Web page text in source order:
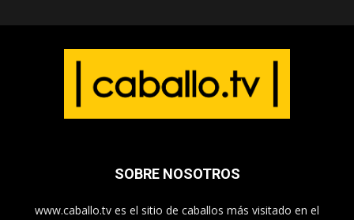
SOBRE NOSOTROS
www.caballo.tv es el sitio de caballos más visitado en el